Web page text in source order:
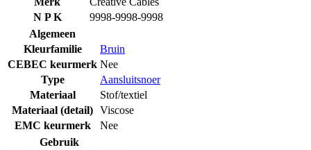
N P K
9998-9998-9998
Algemeen
Kleurfamilie
Bruin
CEBEC keurmerk Nee
Type
Aansluitsnoer
Materiaal
Stof/textiel
Materiaal (detail) Viscose
EMC keurmerk
Nee
Gebruik